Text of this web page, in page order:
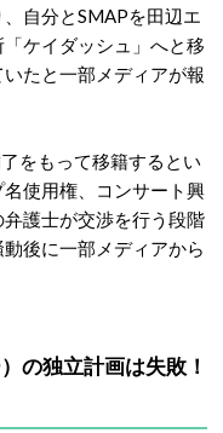
自分とSMAPを田辺エ
ケイダッシュ」へと移
たと一部メディアが報
をもって移籍するとい
使用権、コンサート興
護士が交渉を行う段階
後に一部メディアから
の独立計画は失敗！